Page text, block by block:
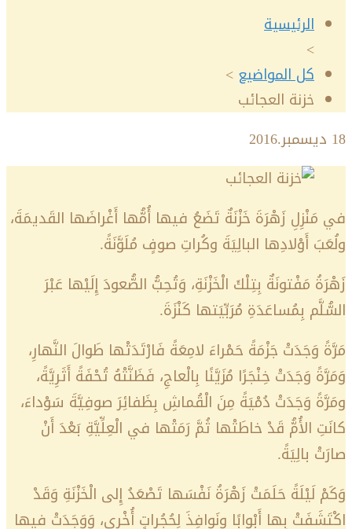
الرئيسية
>
كل المواضيع >
خزنة العجائب
18 ديسمبر.2016
في مَنْزِلِ زَهْرَةَ خَزْنَةٌ تَضَعُ فيها أُمُّها أَغْراضَها القَديمَةَ،
ولُعَبَ أَوْلادِها البالِيَةَ وكُراتِ صوفٍ مُلَوَّنَةً.
زَهْرَةُ مَفْتونَةٌ بِتِلْكَ الْخَزْنَةِ، وَتُحِبُّ الصُّعودَ إِلَيْها عَبْرَ
السُّلَّم بِمُساعَدَةِ مُرَبِّيَتها كَنْزَةَ.
مَرَّةً وَجَدَتْ جَزْمَةً حَمْراءَ لامِعَةً فَارْتَدَتْها طَوالَ النَّهارِ،
وَمَرَّةً وَجَدَتْ خِنْجَرًا مُزَيَّنًا بِالْعاجِ، فَظَنَّتْهُ تُحْفَةً أَثَرِيَّةً،
ومَرَّةً وَجَدَتْ دُمْيَةً مِنَ الْقُماشِ بِظَفائِرَ صوفِيَّةَ سَوْداءَ،
كانَتِ الأُمُّ قَدْ خاطَتْها ثُمَّ رَمَتْها في الْعِلِّيَّةِ بَعْدَ أَنْ
صارَتْ بالِيَةً.
وَكَمْ لَيْلَةً حَلَمَتْ زَهْرَةُ نَفْسَها تَصْعَدُ إِلى الْخَزْنَةِ وَقَدْ
اكْتَشَفَتْ بِها أَبْوابًا ونَوافِذَ لِحُجُراتٍ أُخْرى، وَوَجَدَتْ فيها